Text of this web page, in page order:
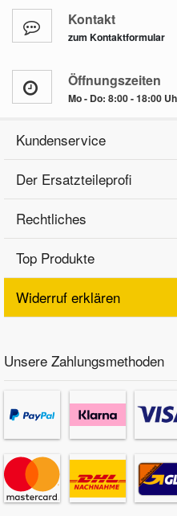
Kontakt
zum Kontaktformular
Öffnungszeiten
Mo - Do: 8:00 - 18:00
Kundenservice
Der Ersatzteileprofi
Rechtliches
Top Produkte
Widerruf erklären
Unsere Zahlungsmethoden